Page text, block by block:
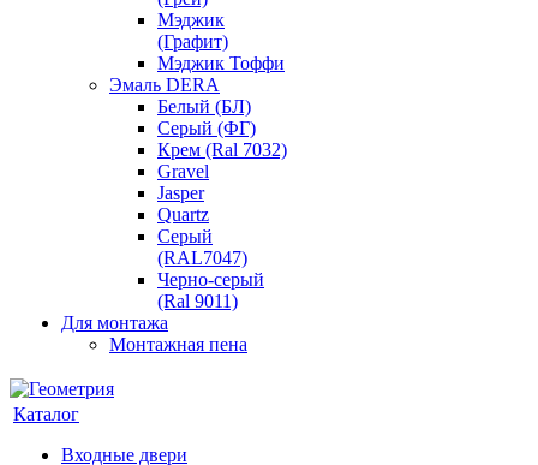
Мэджик
(Графит)
Мэджик Тоффи
Эмаль DERA
Белый (БЛ)
Серый (ФГ)
Крем (Ral 7032)
Gravel
Jasper
Quartz
Серый
(RAL7047)
Черно-серый
(Ral 9011)
Для монтажа
Монтажная пена
Каталог
Входные двери